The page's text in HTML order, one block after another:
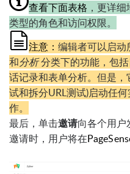
查看下面表格 ，更详
类型的角色和访问权限。
注意：编辑者可以启动
和分析分类下的功能，包
话记录和表单分析。但是，
试和拆分URL测试)启动任
作。
最后，单击邀请向各个用户
邀请时，用户将在